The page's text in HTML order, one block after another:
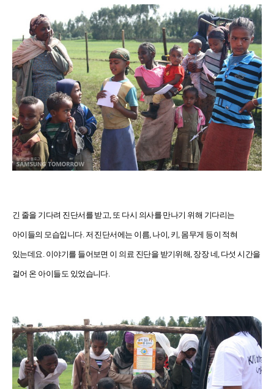
긴 줄을 기다려 진단서를 받고, 또 다시 의사를 만나기 위해 기다리는
아이들의 모습입니다. 저 진단서에는 이름, 나이, 키, 몸무게 등이 적혀
있는데요. 이야기를 들어보면 이 의료 진단을 받기위해, 장장 네, 다섯 시간을
걸어 온 아이들도 있었습니다.